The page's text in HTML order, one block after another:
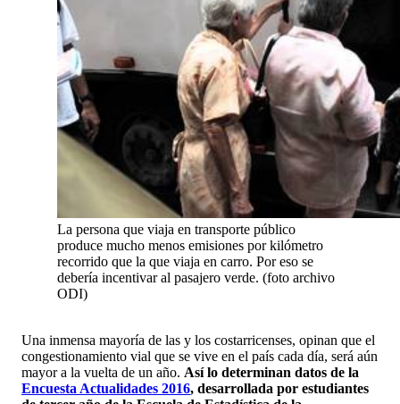
La persona que viaja en transporte público
produce mucho menos emisiones por kilómetro
recorrido que la que viaja en carro. Por eso se
debería incentivar al pasajero verde. (foto archivo
ODI)
Una inmensa mayoría de las y los costarricenses, opinan que el
congestionamiento vial que se vive en el país cada día, será aún
mayor a la vuelta de un año. Así lo determinan datos de la
Encuesta Actualidades 2016, desarrollada por estudiantes